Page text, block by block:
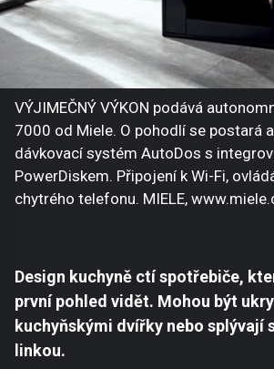
VÝJIMEČNÝ VÝKON podává
7000 od Miele. O pohodlí se postará
dávkovací systém AutoDos s
PowerDiskem. Připojení k Wi-Fi,
chytrého telefonu. MIELE,
Design kuchyně ctí spotřebiče,
první pohled vidět. Mohou být
kuchyňskými dvířky nebo splývají
linkou.